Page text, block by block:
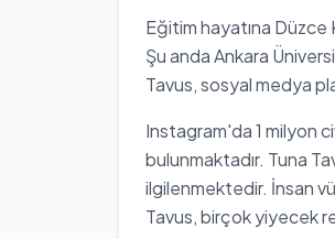
Eğitim hayatına Düzce
Şu anda Ankara
Tavus, sosyal medya
Instagram'da 1 milyon
bulunmaktadır. Tuna
ilgilenmektedir. İnsan
Tavus, birçok yiyecek